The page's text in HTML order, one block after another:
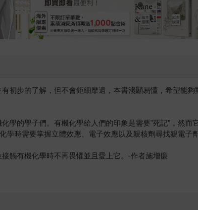
初步的了解，但不會鉅細靡遺，本書淺顯易懂，希望能
的學子們。有機化學給人們的印象是需要"死記”，然而
時需要掌握立體效應、電子效應以及親核劑尋找親電子
觸有機化學時不再畏懼並且愛上它。-作者施增廉